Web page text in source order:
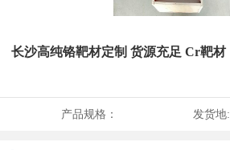
长沙高纯铬靶材定制 货源充足 Cr靶材
产品规格： 发货地: